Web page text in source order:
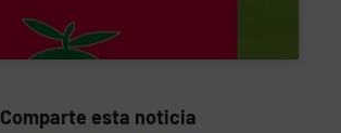
Comparte esta noticia